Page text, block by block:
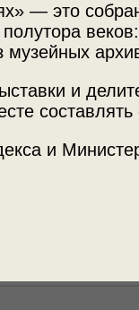
— это
и
составлять
и